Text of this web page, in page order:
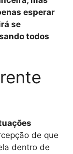
esperar
se
todos
de que
dentro de